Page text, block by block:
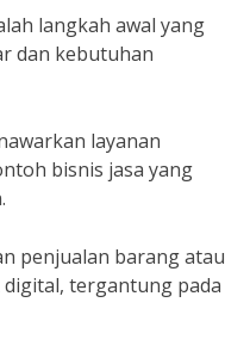
langkah awal yang
dan kebutuhan
layanan
bisnis jasa yang
penjualan barang atau
tergantung pada